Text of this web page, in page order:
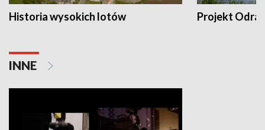
Historia wysokich lotów Projekt Odra
INNE